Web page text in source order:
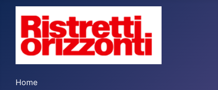
Home